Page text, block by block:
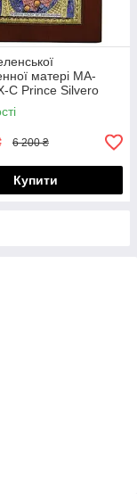
матері MA-
C Prince Silvero
6 200 ₴
Купити